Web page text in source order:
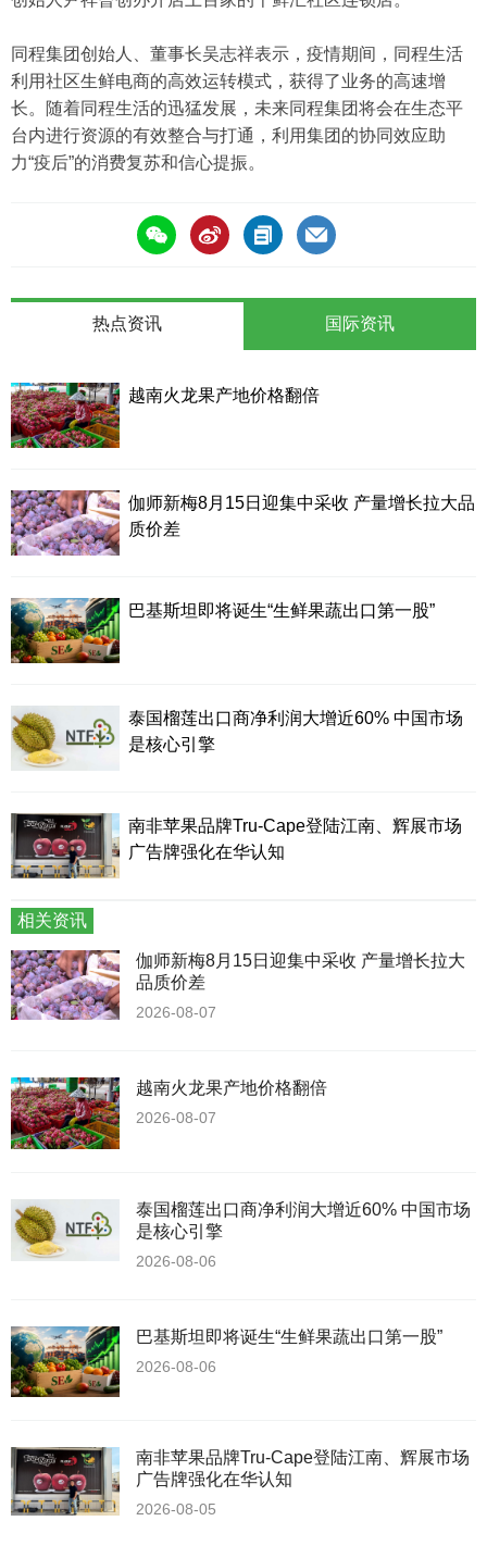
同程集团创始人、董事长吴志祥表示，疫情期间，同程生活
利用社区生鲜电商的高效运转模式，获得了业务的高速增
长。随着同程生活的迅猛发展，未来同程集团将会在生态平
台内进行资源的有效整合与打通，利用集团的协同效应助
力“疫后”的消费复苏和信心提振。
热点资讯
越南火龙果产地价格翻倍
伽师新梅8月15日迎集中采收 产量增长拉大品
质价差
巴基斯坦即将诞生“生鲜果蔬出口第一股”
泰国榴莲出口商净利润大增近60% 中国市场
是核心引擎
南非苹果品牌Tru-Cape登陆江南、辉展市场
广告牌强化在华认知
国际资讯
相关资讯
伽师新梅8月15日迎集中采收 产量增长拉大
品质价差
2026-08-07
越南火龙果产地价格翻倍
2026-08-07
泰国榴莲出口商净利润大增近60% 中国市场
是核心引擎
2026-08-06
巴基斯坦即将诞生“生鲜果蔬出口第一股”
2026-08-06
南非苹果品牌Tru-Cape登陆江南、辉展市场
广告牌强化在华认知
2026-08-05